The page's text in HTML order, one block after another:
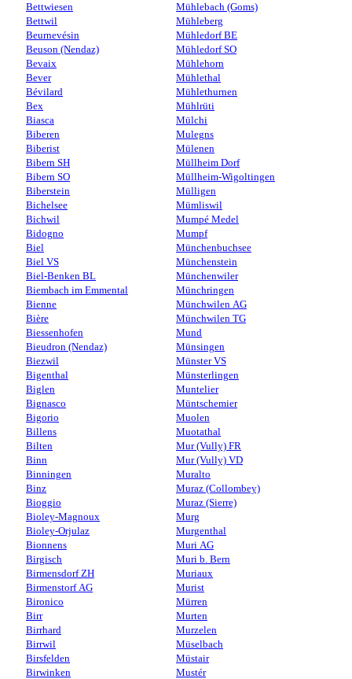
Bettwiesen
Bettwil
Beurnevésin
Beuson (Nendaz)
Bevaix
Bever
Bévilard
Bex
Biasca
Biberen
Biberist
Bibern SH
Bibern SO
Biberstein
Bichelsee
Bichwil
Bidogno
Biel
Biel VS
Biel-Benken BL
Biembach im Emmental
Bienne
Bière
Biessenhofen
Bieudron (Nendaz)
Biezwil
Bigenthal
Biglen
Bignasco
Bigorio
Billens
Bilten
Binn
Binningen
Binz
Bioggio
Bioley-Magnoux
Bioley-Orjulaz
Bionnens
Birgisch
Birmensdorf ZH
Birmenstorf AG
Bironico
Birr
Birrhard
Birrwil
Birsfelden
Birwinken
Mühlebach (Goms)
Mühleberg
Mühledorf BE
Mühledorf SO
Mühlehorn
Mühlethal
Mühlethurnen
Mühlrüti
Mülchi
Mulegns
Mülenen
Müllheim Dorf
Müllheim-Wigoltingen
Mülligen
Mümliswil
Mumpé Medel
Mumpf
Münchenbuchsee
Münchenstein
Münchenwiler
Münchringen
Münchwilen AG
Münchwilen TG
Mund
Münsingen
Münster VS
Münsterlingen
Muntelier
Müntschemier
Muolen
Muotathal
Mur (Vully) FR
Mur (Vully) VD
Muralto
Muraz (Collombey)
Muraz (Sierre)
Murg
Murgenthal
Muri AG
Muri b. Bern
Muriaux
Murist
Mürren
Murten
Murzelen
Müselbach
Müstair
Mustér